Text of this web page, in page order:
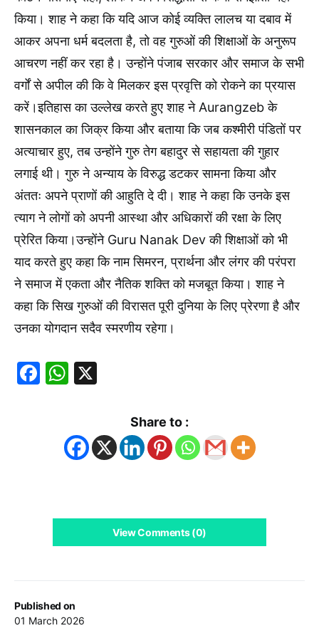
Published on
01 March 2026
किया। शाह ने कहा कि यदि आज कोई व्यक्ति लालच या दबाव में
आकर अपना धर्म बदलता है, तो वह गुरुओं की शिक्षाओं के अनुरूप
आचरण नहीं कर रहा है। उन्होंने पंजाब सरकार और समाज के सभी
वर्गों से अपील की कि वे मिलकर इस प्रवृत्ति को रोकने का प्रयास
करें।इतिहास का उल्लेख करते हुए शाह ने Aurangzeb के
शासनकाल का जिक्र किया और बताया कि जब कश्मीरी पंडितों पर
अत्याचार हुए, तब उन्होंने गुरु तेग बहादुर से सहायता की गुहार
लगाई थी। गुरु ने अन्याय के विरुद्ध डटकर सामना किया और
अंततः अपने प्राणों की आहुति दे दी। शाह ने कहा कि उनके इस
त्याग ने लोगों को अपनी आस्था और अधिकारों की रक्षा के लिए
प्रेरित किया।उन्होंने Guru Nanak Dev की शिक्षाओं को भी
याद करते हुए कहा कि नाम सिमरन, प्रार्थना और लंगर की परंपरा
ने समाज में एकता और नैतिक शक्ति को मजबूत किया। शाह ने
कहा कि सिख गुरुओं की विरासत पूरी दुनिया के लिए प्रेरणा है और
उनका योगदान सदैव स्मरणीय रहेगा।
Facebook
WhatsApp
Share to :
View Comments (0)